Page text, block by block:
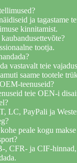
ja tagastame
kinnitamist.
tootja.
vastavalt teie
saame tootele
teenuseid?
teie OEN-i
LC, PayPali ja
peale kogu
CFR- ja CIF-hinnad,